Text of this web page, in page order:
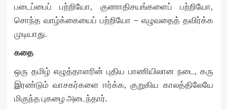
படைப்பைப் பற்றியோ, குணாதிசயங்களைப் பற்றியோ,
சொந்த வாழ்க்கையைப் பற்றியோ – எழுவதைத் தவிர்க்க
முடியாது.
கதை
ஒரு தமிழ் எழுத்தாளரின் புதிய பாணியிலான நடை, கரு
இரண்டும் வாசகர்களை ஈர்க்க, குறுகிய காலத்திலேயே
மிகுந்த புகழை அடைந்தார்.